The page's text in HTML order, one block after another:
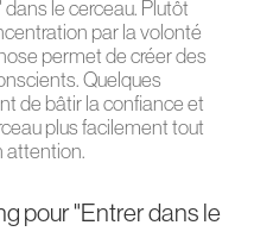
le cerceau. Plutôt
par la volonté
permet de créer des
Quelques
de bâtir la confiance et
plus facilement tout
attention.
pour "Entrer dans le